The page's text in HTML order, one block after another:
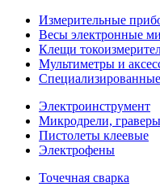
Измерительные
Весы электронные
Клещи
Мультиметры и
Электроинструмент
Микродрели,
Пистолеты клеевые
Электрофены
Точечная сварка